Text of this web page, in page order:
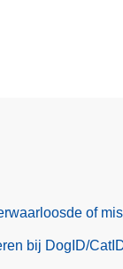
of
bij DogID/